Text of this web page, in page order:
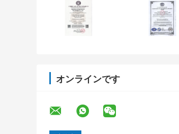
オンラインです